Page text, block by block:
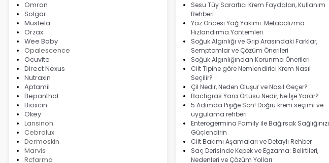
Omron
Solgar
Mustela
Orzax
Wee Baby
Opalescence
Ocuvite
Direct Nexus
Nutraxin
Aptamil
Bepanthol
Bioxcin
Okey
Lansinoh
Cebrolux
Dermoskin
Marvis
Rcfarma
Sesu Tüy Sarartıcı Krem Faydaları, Kullanım
Rehberi
Yaz Öncesi Yağ Yakımı: Metabolizma
Hızlandırma Yöntemleri
Soğuk Algınlığı ve Grip Arasındaki Farklar,
Semptomlar ve Çözüm Önerileri
Soğuk Algınlığından Korunma Önerileri
Cilt Tipine göre Nemlendirici Krem Nasıl
Seçilir?
Çil Nedir, Neden Oluşur ve Nasıl Geçer?
Bactigras Yara Örtüsü Nedir, Ne İşe Yarar?
5 Adımda Pişiğe Son! Doğru krem seçimi ve
uygulama rehberi
Enterogermina Family ile Bağırsak Sağlığınızı
Güçlendirin
Cilt Bakımı Aşamaları ve Detaylı Rehber
Saç Derisinde Kepek ve Egzama: Belirtileri,
Nedenleri ve Çözüm Yolları